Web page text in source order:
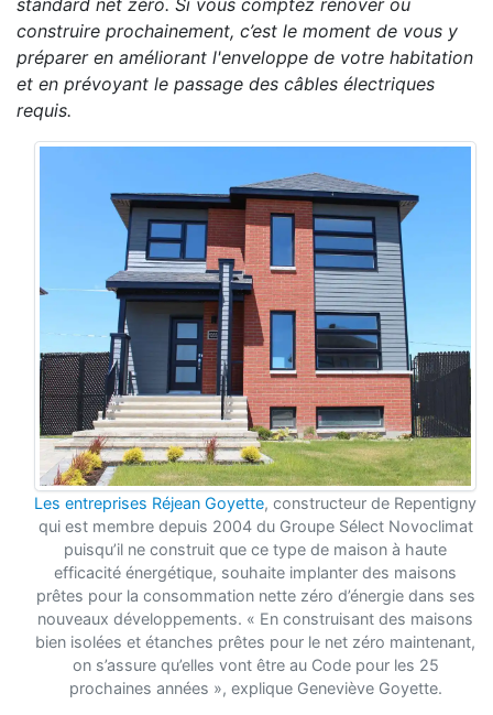
standard net zéro. Si vous comptez rénover ou
construire prochainement, c’est le moment de vous y
préparer en améliorant l'enveloppe de votre habitation
et en prévoyant le passage des câbles électriques
requis.
Les entreprises Réjean Goyette, constructeur de Repentigny
qui est membre depuis 2004 du Groupe Sélect Novoclimat
puisqu’il ne construit que ce type de maison à haute
efficacité énergétique, souhaite implanter des maisons
prêtes pour la consommation nette zéro d’énergie dans ses
nouveaux développements. « En construisant des maisons
bien isolées et étanches prêtes pour le net zéro maintenant,
on s’assure qu’elles vont être au Code pour les 25
prochaines années », explique Geneviève Goyette.